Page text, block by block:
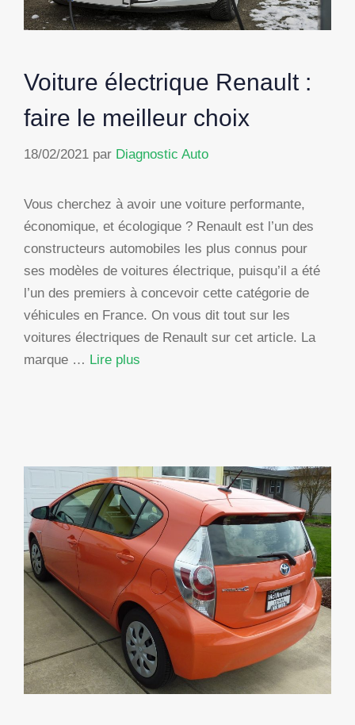
Voiture électrique Renault :
faire le meilleur choix
18/02/2021 par Diagnostic Auto
Vous cherchez à avoir une voiture performante,
économique, et écologique ? Renault est l’un des
constructeurs automobiles les plus connus pour
ses modèles de voitures électrique, puisqu’il a été
l’un des premiers à concevoir cette catégorie de
véhicules en France. On vous dit tout sur les
voitures électriques de Renault sur cet article. La
marque … Lire plus